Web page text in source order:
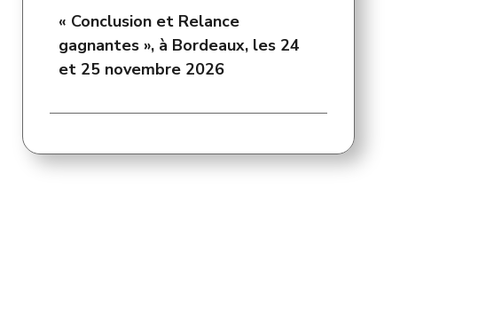
« Conclusion et Relance
gagnantes », à Bordeaux, les 24
et 25 novembre 2026